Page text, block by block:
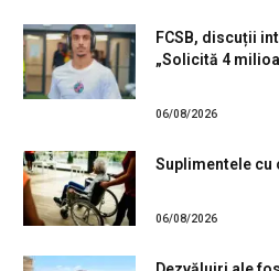
FCSB, discuții
„Solicită 4
06/08/2026
Suplimentele cu
06/08/2026